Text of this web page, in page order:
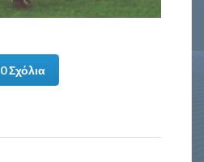
0 Σχόλια